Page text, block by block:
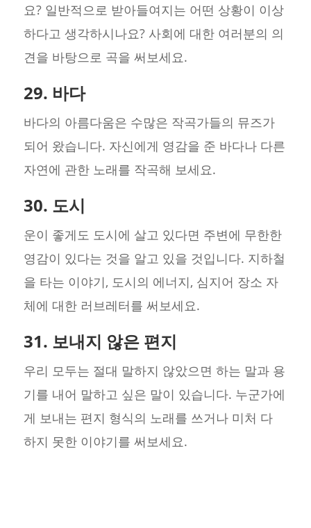
요? 일반적으로 받아들여지는 어떤 상황이 이상
하다고 생각하시나요? 사회에 대한 여러분의 의
견을 바탕으로 곡을 써보세요.
29. 바다
바다의 아름다움은 수많은 작곡가들의 뮤즈가
되어 왔습니다. 자신에게 영감을 준 바다나 다른
자연에 관한 노래를 작곡해 보세요.
30. 도시
운이 좋게도 도시에 살고 있다면 주변에 무한한
영감이 있다는 것을 알고 있을 것입니다. 지하철
을 타는 이야기, 도시의 에너지, 심지어 장소 자
체에 대한 러브레터를 써보세요.
31. 보내지 않은 편지
우리 모두는 절대 말하지 않았으면 하는 말과 용
기를 내어 말하고 싶은 말이 있습니다. 누군가에
게 보내는 편지 형식의 노래를 쓰거나 미처 다
하지 못한 이야기를 써보세요.